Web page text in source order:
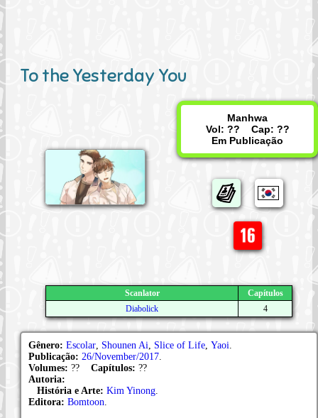
To the Yesterday You
Manhwa
Vol: ?? Cap: ??
Em Publicação
Scanlator
Capítulos
Diabolick
4
Gênero: Escolar Shounen Ai Slice of Life Yaoi
Publicação: 26/November/2017
Volumes: ?? Capítulos: ??
Autoria:
História e Arte: Kim Yinong
Editora: Bomtoon